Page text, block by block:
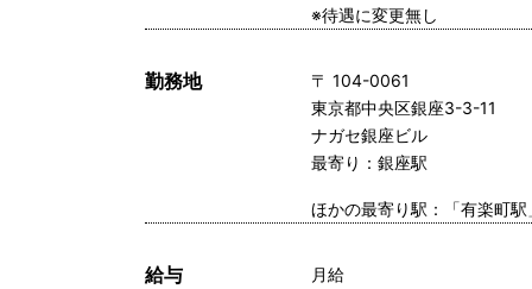
※待遇に変更無し
勤務地
〒 104-0061
東京都中央区銀座3-3-11
ナガセ銀座ビル
最寄り：銀座駅
ほかの最寄り駅：「有楽町
給与
月給